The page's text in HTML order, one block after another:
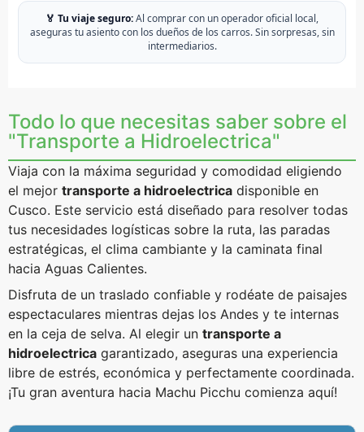
🏅 Tu viaje seguro:Al comprar con un operador oficial local,
aseguras tu asiento con los dueños de los carros. Sin sorpresas, sin
intermediarios.
Todo lo que necesitas saber sobre el
"Transporte a Hidroelectrica"
Viaja con la máxima seguridad y comodidad eligiendo
el mejor transporte a hidroelectrica disponible en
Cusco. Este servicio está diseñado para resolver todas
tus necesidades logísticas sobre la ruta, las paradas
estratégicas, el clima cambiante y la caminata final
hacia Aguas Calientes.
Disfruta de un traslado confiable y rodéate de paisajes
espectaculares mientras dejas los Andes y te internas
en la ceja de selva. Al elegir un transporte a
hidroelectrica garantizado, aseguras una experiencia
libre de estrés, económica y perfectamente coordinada.
¡Tu gran aventura hacia Machu Picchu comienza aquí!